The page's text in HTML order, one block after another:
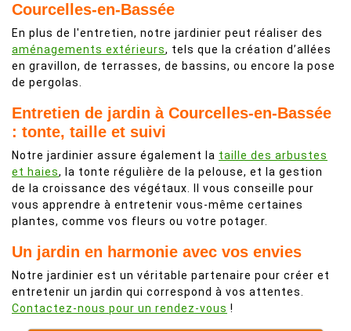
Courcelles-en-Bassée
En plus de l'entretien, notre jardinier peut réaliser des
aménagements extérieurs, tels que la création d’allées
en gravillon, de terrasses, de bassins, ou encore la pose
de pergolas.
Entretien de jardin à Courcelles-en-Bassée
: tonte, taille et suivi
Notre jardinier assure également la taille des arbustes
et haies, la tonte régulière de la pelouse, et la gestion
de la croissance des végétaux. Il vous conseille pour
vous apprendre à entretenir vous-même certaines
plantes, comme vos fleurs ou votre potager.
Un jardin en harmonie avec vos envies
Notre jardinier est un véritable partenaire pour créer et
entretenir un jardin qui correspond à vos attentes.
Contactez-nous pour un rendez-vous !